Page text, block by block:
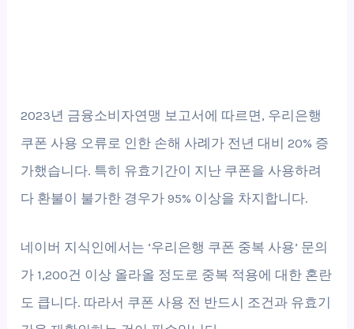
2023년 금융소비자연맹 보고서에 따르면, 우리은행
쿠폰 사용 오류로 인한 손해 사례가 전년 대비 20% 증
가했습니다. 특히 유효기간이 지난 쿠폰을 사용하려
다 환불이 불가한 경우가 95% 이상을 차지합니다.
네이버 지식인에서는 ‘우리은행 쿠폰 중복 사용’ 문의
가 1,200건 이상 올라올 정도로 중복 적용에 대한 혼란
도 큽니다. 따라서 쿠폰 사용 전 반드시 조건과 유효기